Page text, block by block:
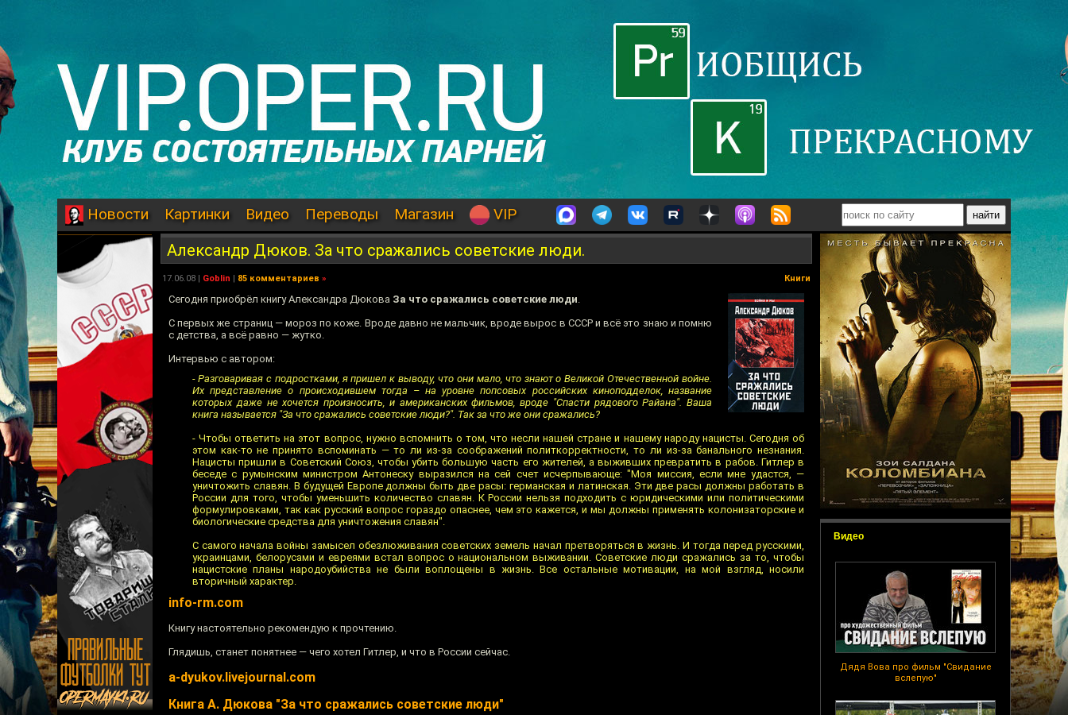
Новости Картинки Видео Переводы Магазин VIP
Видео
Дядя Вова про фильм "Свидание
вслепую"
Александр Дюков. За что сражались советские люди.
17.06.08 | Goblin | 85 комментариев » Книги
Сегодня приобрёл книгу Александра Дюкова За что сражались советские люди.
С первых же страниц — мороз по коже. Вроде давно не мальчик, вроде вырос в СССР и всё это знаю и помню
с детства, а всё равно — жутко.
Интервью с автором:
- Разговаривая с подростками, я пришел к выводу, что они мало, что знают о Великой Отечественной войне.
Их представление о происходившем тогда – на уровне попсовых российских киноподделок, название
которых даже не хочется произносить, и американских фильмов, вроде "Спасти рядового Райана". Ваша
книга называется "За что сражались советские люди?". Так за что же они сражались?
- Чтобы ответить на этот вопрос, нужно вспомнить о том, что несли нашей стране и нашему народу нацисты. Сегодня об
этом как-то не принято вспоминать — то ли из-за соображений политкорректности, то ли из-за банального незнания.
Нацисты пришли в Советский Союз, чтобы убить большую часть его жителей, а выживших превратить в рабов. Гитлер в
беседе с румынским министром Антонеску выразился на сей счет исчерпывающе: "Моя миссия, если мне удастся, —
уничтожить славян. В будущей Европе должны быть две расы: германская и латинская. Эти две расы должны работать в
России для того, чтобы уменьшить количество славян. К России нельзя подходить с юридическими или политическими
формулировками, так как русский вопрос гораздо опаснее, чем это кажется, и мы должны применять колонизаторские и
биологические средства для уничтожения славян".
С самого начала войны замысел обезлюживания советских земель начал претворяться в жизнь. И тогда перед русскими,
украинцами, белорусами и евреями встал вопрос о национальном выживании. Советские люди сражались за то, чтобы
нацистские планы народоубийства не были воплощены в жизнь. Все остальные мотивации, на мой взгляд, носили
вторичный характер.
info-rm.com
Книгу настоятельно рекомендую к прочтению.
Глядишь, станет понятнее — чего хотел Гитлер, и что в России сейчас.
a-dyukov.livejournal.com
Книга А. Дюкова "За что сражались советские люди"